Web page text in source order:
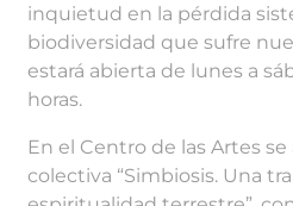
inquietud en la pérdida
biodiversidad que sufre
estará abierta de lunes a
horas.
En el Centro de las Artes
colectiva “Simbiosis. Una